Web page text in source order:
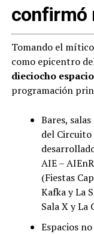
confirmó
Tomando el
como epicentro
dieciocho
programación
Bares,
del Circuito
AIE –
(Fiestas
Kafka y La
Sala X y La
Espacios